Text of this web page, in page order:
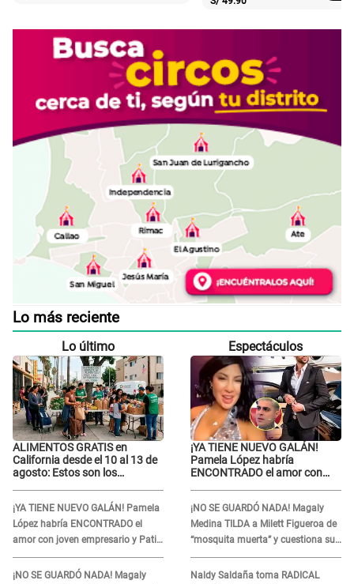
Lo más reciente
Lo último
ALIMENTOS GRATIS en
California desde el 10 al 13 de
agosto: Estos son los
¡YA TIENE NUEVO GALÁN! Pamela
López habría ENCONTRADO el
amor con joven empresario y Pati
Lorena la ECHA en VIVO
¡NO SE GUARDÓ NADA! Magaly
Espectáculos
¡YA TIENE NUEVO GALÁN!
Pamela López habría
ENCONTRADO el amor con
¡NO SE GUARDÓ NADA! Magaly
Medina TILDA a Milett Figueroa de
“mosquita muerta” y cuestiona su
RECONCILIACIÓN con Marcelo
Tinelli en TV argentina
Naldy Saldaña toma RADICAL